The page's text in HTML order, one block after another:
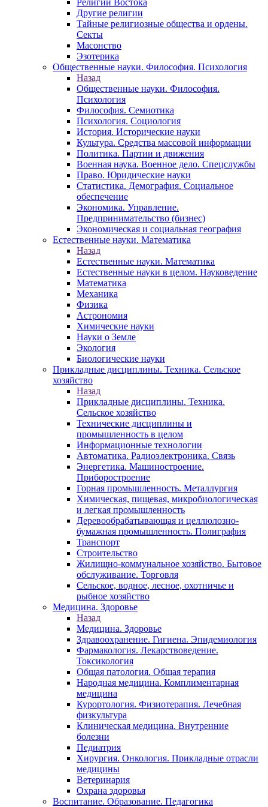
Религии Востока
Другие религии
Тайные религиозные общества и ордены.
Секты
Масонство
Эзотерика
Общественные науки. Философия. Психология
Назад
Общественные науки. Философия.
Психология
Философия. Семиотика
Психология. Социология
История. Исторические науки
Культура. Средства массовой информации
Политика. Партии и движения
Военная наука. Военное дело. Спецслужбы
Право. Юридические науки
Статистика. Демография. Социальное
обеспечение
Экономика. Управление.
Предпринимательство (бизнес)
Экономическая и социальная география
Естественные науки. Математика
Назад
Естественные науки. Математика
Естественные науки в целом. Науковедение
Математика
Механика
Физика
Астрономия
Химические науки
Науки о Земле
Экология
Биологические науки
Прикладные дисциплины. Техника. Сельское
хозяйство
Назад
Прикладные дисциплины. Техника.
Сельское хозяйство
Технические дисциплины и
промышленность в целом
Информационные технологии
Автоматика. Радиоэлектроника. Связь
Энергетика. Машиностроение.
Приборостроение
Горная промышленность. Металлургия
Химическая, пищевая, микробиологическая
и легкая промышленность
Деревообрабатывающая и целлюлозно-
бумажная промышленность. Полиграфия
Транспорт
Строительство
Жилищно-коммунальное хозяйство. Бытовое
обслуживание. Торговля
Сельское, водное, лесное, охотничье и
рыбное хозяйство
Медицина. Здоровье
Назад
Медицина. Здоровье
Здравоохранение. Гигиена. Эпидемиология
Фармакология. Лекарствоведение.
Токсикология
Общая патология. Общая терапия
Народная медицина. Комплиментарная
медицина
Курортология. Физиотерапия. Лечебная
физкультура
Клиническая медицина. Внутренние
болезни
Педиатрия
Хирургия. Онкология. Прикладные отрасли
медицины
Ветеринария
Охрана здоровья
Воспитание. Образование. Педагогика